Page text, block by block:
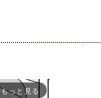
もっと見る